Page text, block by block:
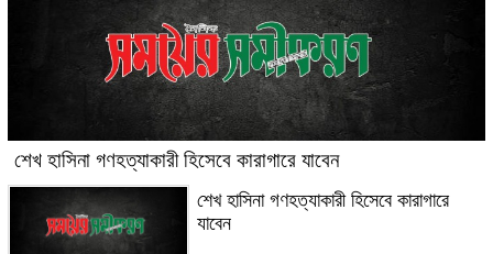
শেখ হাসিনা গণহত্যাকারী হিসেবে কারাগারে যাবেন
শেখ হাসিনা গণহত্যাকারী হিসেবে কারাগারে
যাবেন